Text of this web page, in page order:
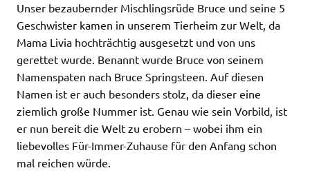
Unser bezaubernder Mischlingsrüde Bruce und seine 5
Geschwister kamen in unserem Tierheim zur Welt, da
Mama Livia hochträchtig ausgesetzt und von uns
gerettet wurde. Benannt wurde Bruce von seinem
Namenspaten nach Bruce Springsteen. Auf diesen
Namen ist er auch besonders stolz, da dieser eine
ziemlich große Nummer ist. Genau wie sein Vorbild, ist
er nun bereit die Welt zu erobern – wobei ihm ein
liebevolles Für-Immer-Zuhause für den Anfang schon
mal reichen würde.